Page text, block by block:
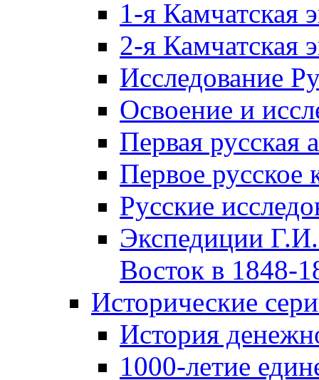
1-я Камчатская
2-я Камчатская
Исследование
Освоение и
Первая русская
Первое русское
Русские
Экспедиции
Восток в 1848-
Исторические
История
1000-летие